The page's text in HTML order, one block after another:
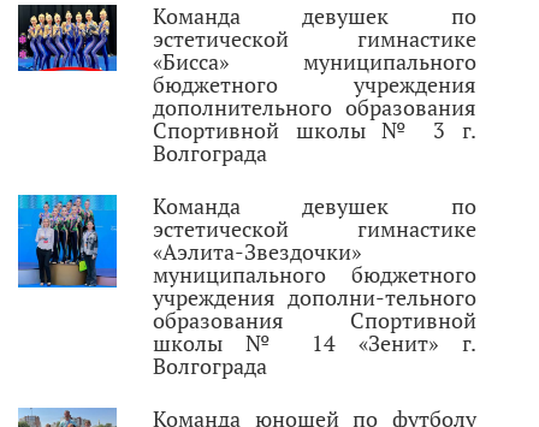
Команда девушек по
эстетической гимнастике
«Бисса» муниципального
бюджетного учреждения
дополнительного образования
Спортивной школы № 3 г.
Волгограда
Команда девушек по
эстетической гимнастике
«Аэлита-Звездочки»
муниципального бюджетного
учреждения дополни-тельного
образования Спортивной
школы № 14 «Зенит» г.
Волгограда
Команда юношей по футболу